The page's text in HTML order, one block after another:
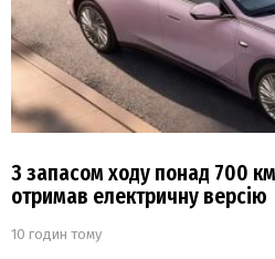
З запасом ходу понад 700
отримав електричну версію
10 годин тому